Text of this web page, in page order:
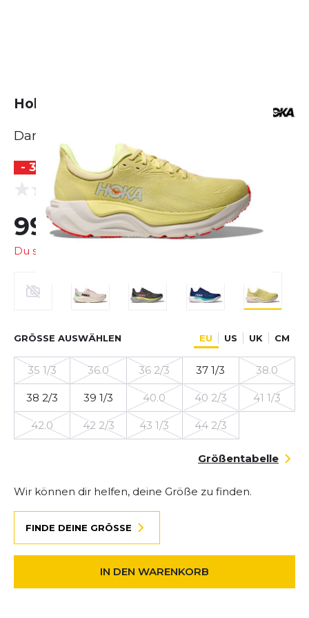
Hoka Arahi 8
Damen
- 38 %
BESTSELLER
0.0 (0 Bewertungen)
99,99 € 160,00 €
Du sparst
GRÖSSE AUSWÄHLEN EU US UK CM
35 1/3 36.0 36 2/3 37 1/3 38.0
38 2/3 39 1/3 40.0 40 2/3 41 1/3
42.0 42 2/3 43 1/3 44 2/3
Größentabelle
Wir können dir helfen, deine Größe zu finden.
FINDE DEINE GRÖSSE
IN DEN WARENKORB